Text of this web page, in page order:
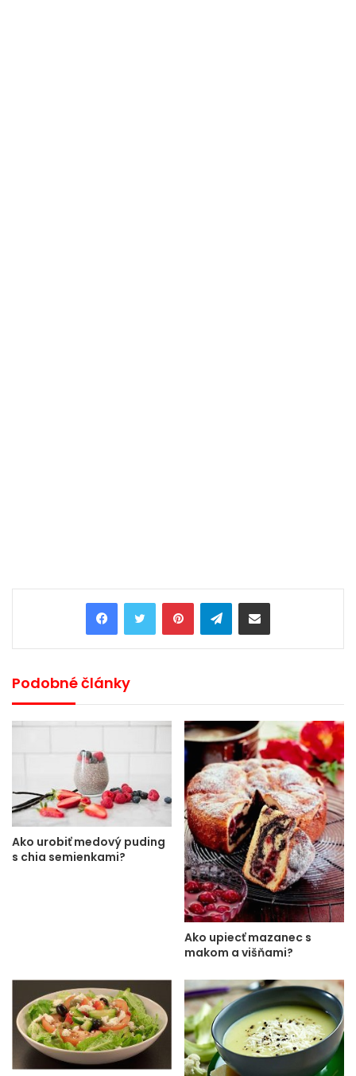
PinterestTelegramShare via Email
Podobné články
Ako urobiť medový puding
s chia semienkami?
Ako upiecť mazanec s
makom a višňami?